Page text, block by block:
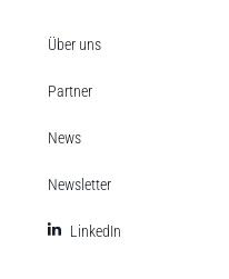
Über uns
Partner
News
Newsletter
LinkedIn